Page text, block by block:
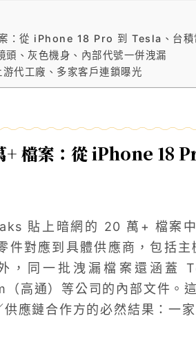
：從 iPhone 18 Pro 到 Tesla、台積
、灰色機身、內部代號一併洩漏
代工廠、多家客戶連鎖曝光
檔案：從 iPhone 18
貼上暗網的 20 萬+ 檔案
對應到具體供應商，包括主
，同一批洩漏檔案還涵蓋
（高通）等公司的內部文件
應鏈合作方的必然結果：一